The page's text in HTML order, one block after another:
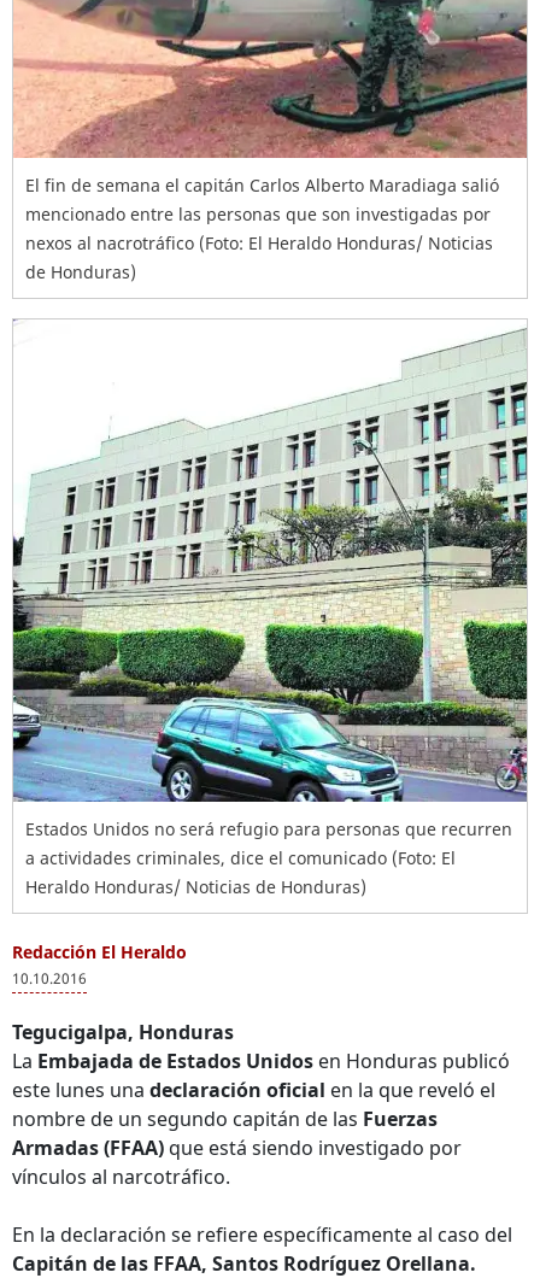
El fin de semana el capitán Carlos Alberto Maradiaga salió
mencionado entre las personas que son investigadas por
nexos al nacrotráfico (Foto: El Heraldo Honduras/ Noticias
de Honduras)
Estados Unidos no será refugio para personas que recurren
a actividades criminales, dice el comunicado (Foto: El
Heraldo Honduras/ Noticias de Honduras)
Redacción El Heraldo
10.10.2016
Tegucigalpa, Honduras
La Embajada de Estados Unidos en Honduras publicó
este lunes una declaración oficial en la que reveló el
nombre de un segundo capitán de las Fuerzas
Armadas (FFAA)que está siendo investigado por
vínculos al narcotráfico.
En la declaración se refiere específicamente al caso del
Capitán de las FFAA, Santos Rodríguez Orellana.